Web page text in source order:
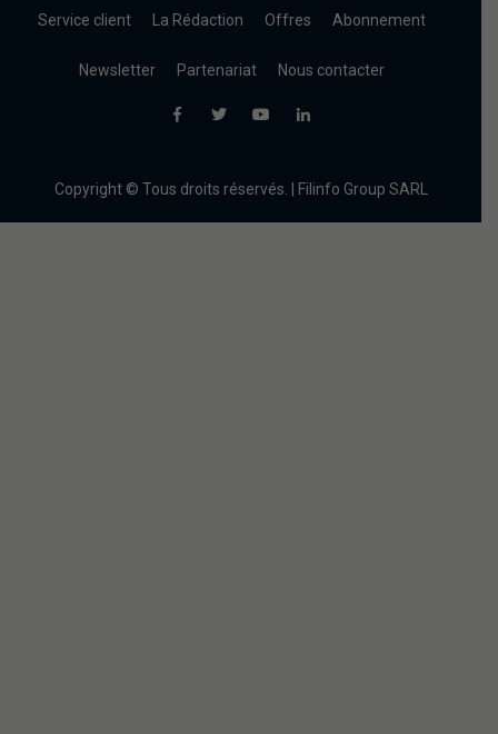
Service client La Rédaction Offres Abonnement
Newsletter Partenariat Nous contacter
Copyright © Tous droits réservés. | Filinfo Group SARL